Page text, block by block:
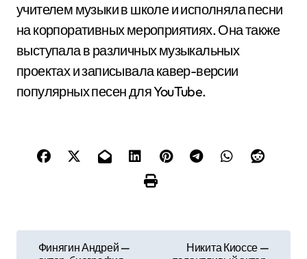
учителем музыки в школе и исполняла песни
на корпоративных мероприятиях. Она также
выступала в различных музыкальных
проектах и записывала кавер-версии
популярных песен для YouTube.
Финягин Андрей —
Никита Киоссе —